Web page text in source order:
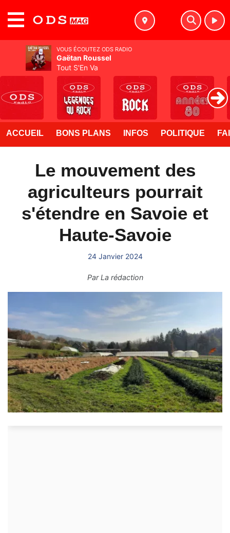
ACCUEIL BONS PLANS INFOS POLITIQUE
Le mouvement des
agriculteurs pourrait
s'étendre en Savoie et
Haute-Savoie
24 Janvier 2024
ParLa rédaction
VOUS ÉCOUTEZ ODS RADIO
Gaëtan Roussel
Tout S'En Va